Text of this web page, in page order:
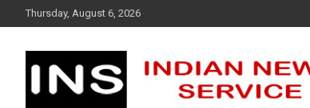
to
Thursday, August 6, 2026